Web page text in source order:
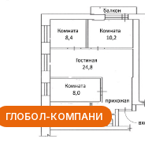
ГЛОБОЛ-КОМПАНИ